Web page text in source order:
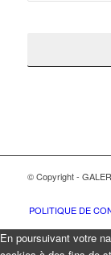
© Copyright -
POLITIQUE DE
En poursuivant votre